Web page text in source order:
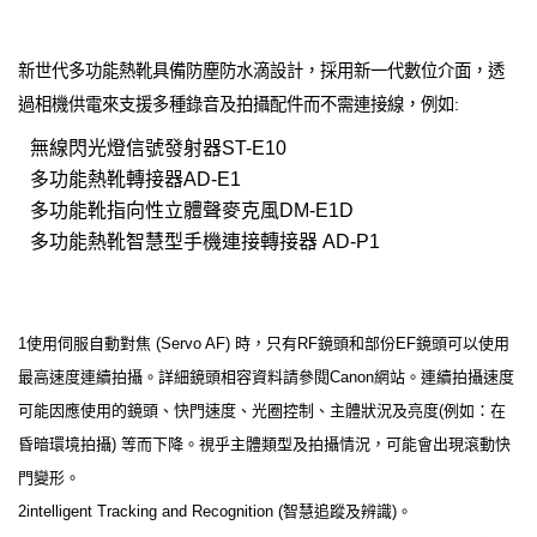
新世代多功能熱靴具備防塵防水滴設計，採用新一代數位介面，透
過相機供電來支援多種錄音及拍攝配件而不需連接線，例如:
無線閃光燈信號發射器ST-E10
多功能熱靴轉接器AD-E1
多功能靴指向性立體聲麥克風DM-E1D
多功能熱靴智慧型手機連接轉接器 AD-P1
1使用伺服自動對焦 (Servo AF) 時，只有RF鏡頭和部份EF鏡頭可以使用
最高速度連續拍攝。詳細鏡頭相容資料請參閱Canon網站。連續拍攝速度
可能因應使用的鏡頭、快門速度、光圈控制、主體狀況及亮度(例如：在
昏暗環境拍攝) 等而下降。視乎主體類型及拍攝情況，可能會出現滾動快
門變形。
2intelligent Tracking and Recognition (智慧追蹤及辨識)。